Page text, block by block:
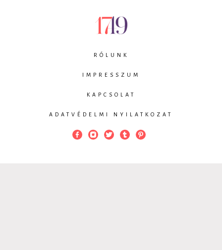
RÓLUNK
IMPRESSZUM
KAPCSOLAT
ADATVÉDELMI NYILATKOZAT